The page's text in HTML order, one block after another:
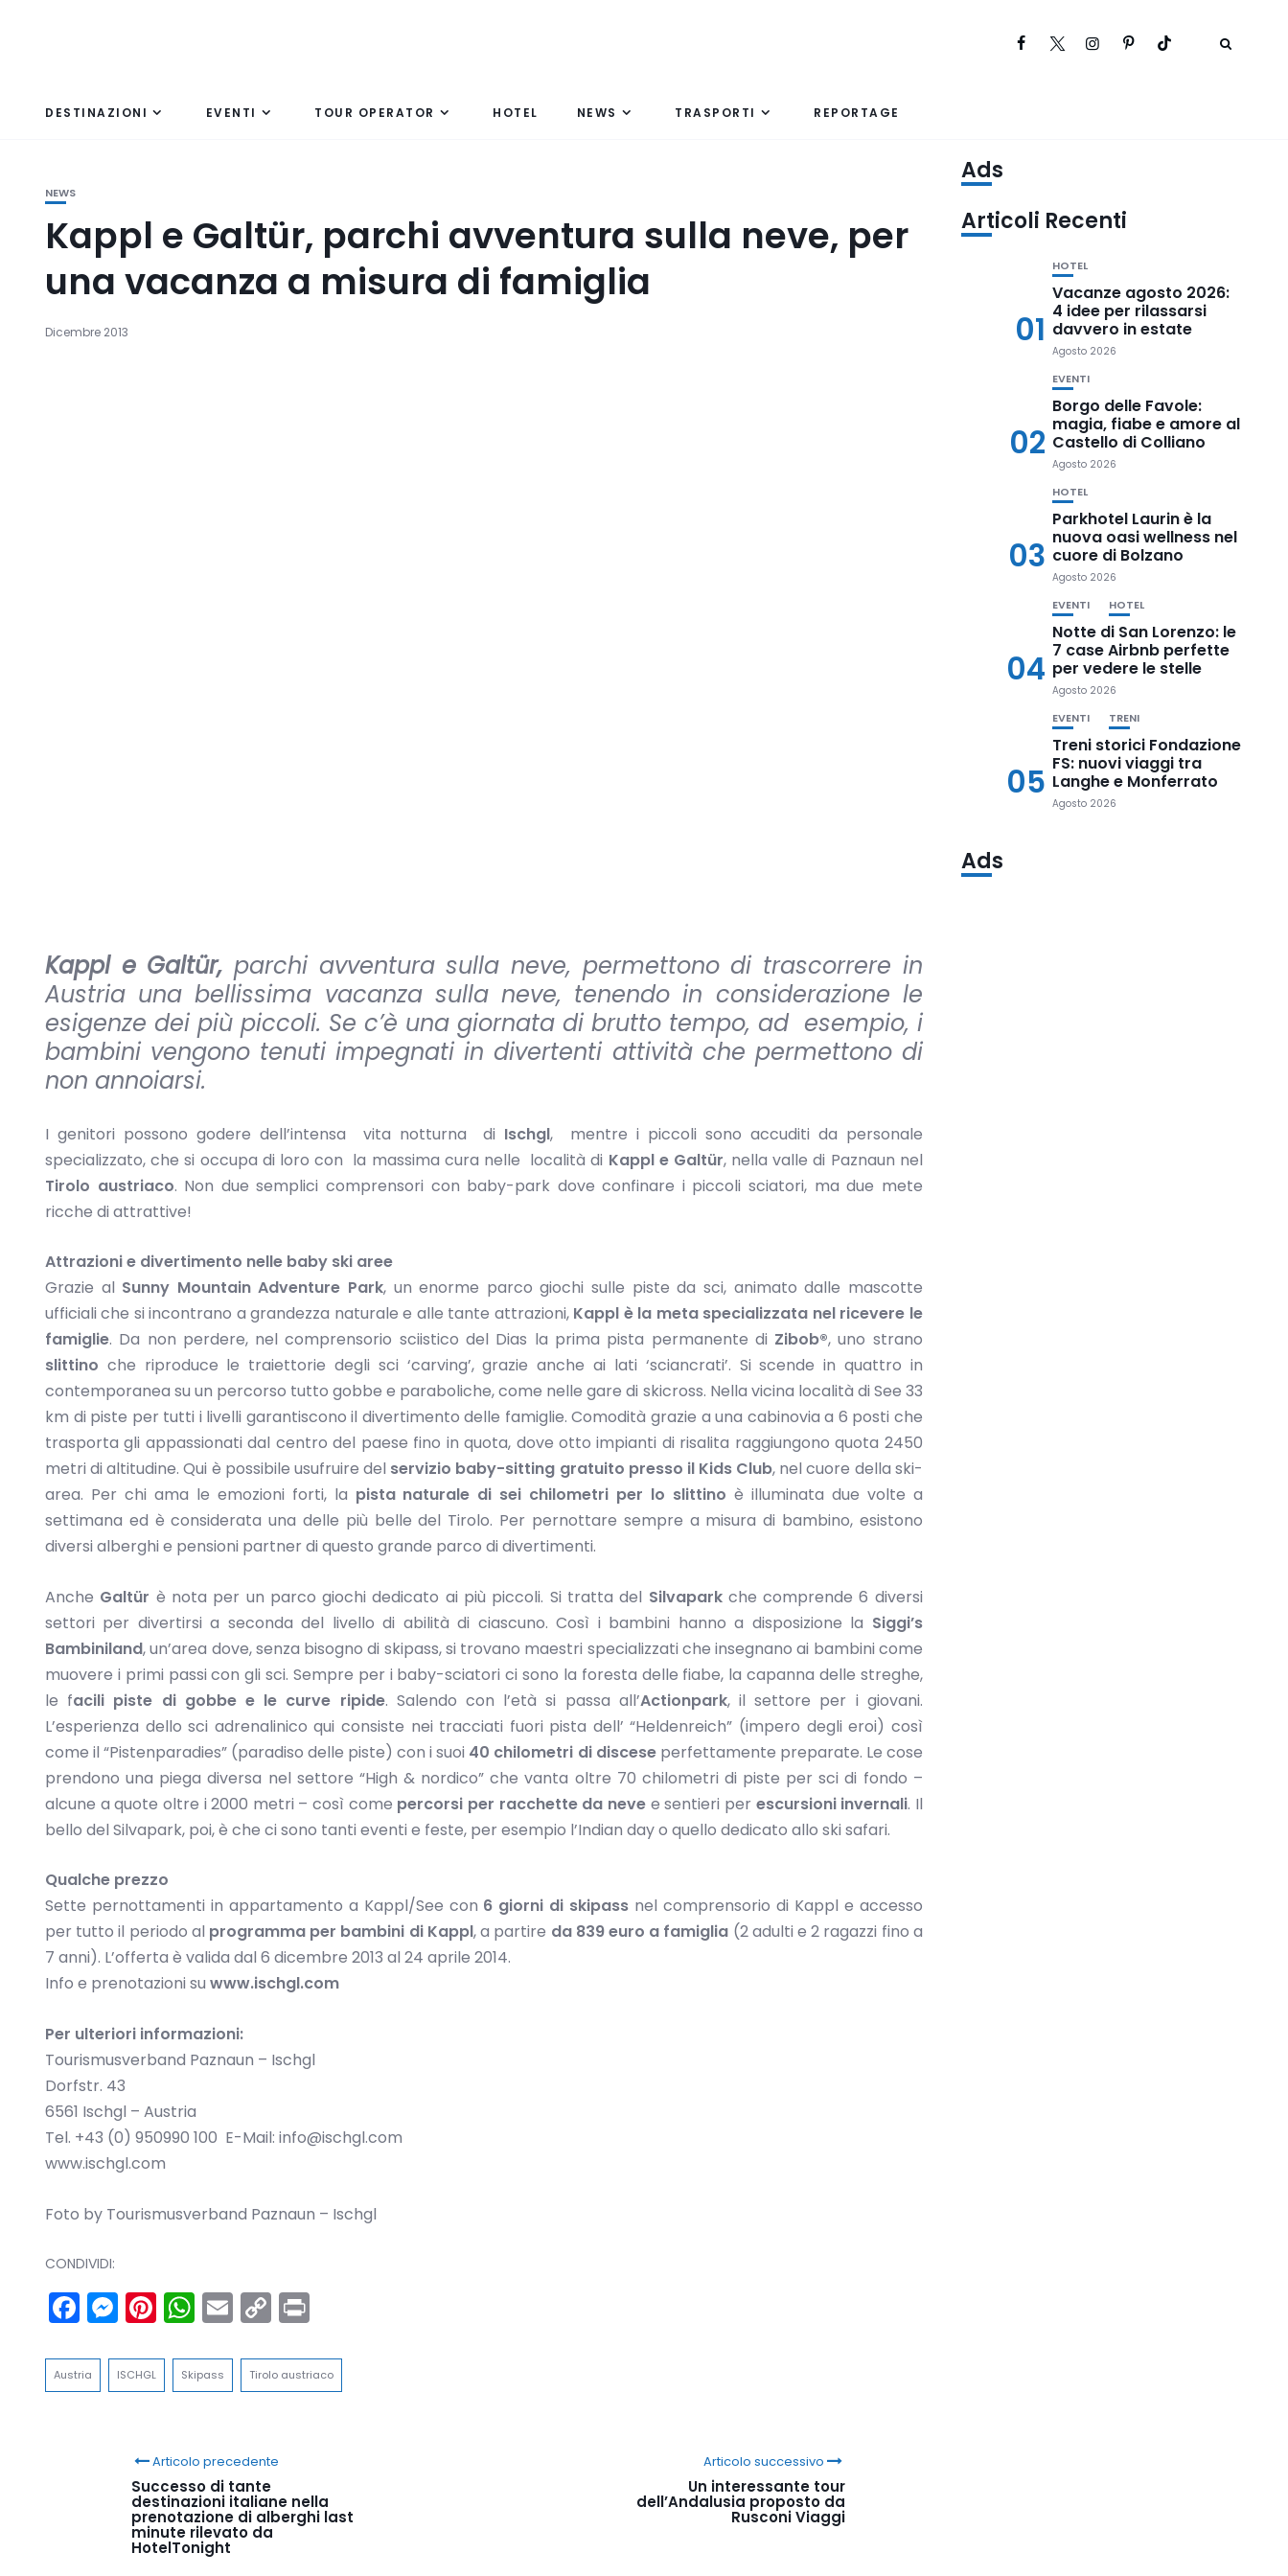
DESTINAZIONI EVENTI TOUR OPERATOR HOTEL NEWS TRASPORTI REPORTAGE
NEWS
Kappl e Galtür, parchi avventura sulla neve, per
una vacanza a misura di famiglia
Dicembre 2013
Kappl e Galtür,parchi avventura sulla neve, permettono di trascorrere in
Austria una bellissima vacanza sulla neve, tenendo in considerazione le
esigenze dei più piccoli. Se c’è una giornata di brutto tempo, ad esempio, i
bambini vengono tenuti impegnati in divertenti attività che permettono di
non annoiarsi.
I genitori possono godere dell’intensa vita notturna di Ischgl, mentre i piccoli sono accuditi da personale
specializzato, che si occupa di loro con la massima cura nelle località di Kappl e Galtür, nella valle di Paznaun nel
Tirolo austriaco. Non due semplici comprensori con baby-park dove confinare i piccoli sciatori, ma due mete
ricche di attrattive!
Attrazioni e divertimento nelle baby ski aree
Grazie al Sunny Mountain Adventure Park, un enorme parco giochi sulle piste da sci, animato dalle mascotte
ufficiali che si incontrano a grandezza naturale e alle tante attrazioni, Kappl è la meta specializzata nel ricevere le
famiglie. Da non perdere, nel comprensorio sciistico del Dias la prima pista permanente di Zibob®, uno strano
slittino che riproduce le traiettorie degli sci ‘carving’, grazie anche ai lati ‘sciancrati’. Si scende in quattro in
contemporanea su un percorso tutto gobbe e paraboliche, come nelle gare di skicross. Nella vicina località di See 33
km di piste per tutti i livelli garantiscono il divertimento delle famiglie. Comodità grazie a una cabinovia a 6 posti che
trasporta gli appassionati dal centro del paese fino in quota, dove otto impianti di risalita raggiungono quota 2450
metri di altitudine. Qui è possibile usufruire del servizio baby-sitting gratuito presso il Kids Club, nel cuore della ski-
area. Per chi ama le emozioni forti, la pista naturale di sei chilometri per lo slittino è illuminata due volte a
settimana ed è considerata una delle più belle del Tirolo. Per pernottare sempre a misura di bambino, esistono
diversi alberghi e pensioni partner di questo grande parco di divertimenti.
Anche Galtür è nota per un parco giochi dedicato ai più piccoli. Si tratta del Silvaparkche comprende 6 diversi
settori per divertirsi a seconda del livello di abilità di ciascuno. Così i bambini hanno a disposizione la Siggi’s
Bambiniland, un’area dove, senza bisogno di skipass, si trovano maestri specializzati che insegnano ai bambini come
muovere i primi passi con gli sci. Sempre per i baby-sciatori ci sono la foresta delle fiabe, la capanna delle streghe,
le facili piste di gobbe e le curve ripide. Salendo con l’età si passa all’Actionpark, il settore per i giovani.
L’esperienza dello sci adrenalinico qui consiste nei tracciati fuori pista dell’ “Heldenreich” (impero degli eroi) così
come il “Pistenparadies” (paradiso delle piste) con i suoi 40 chilometri di disceseperfettamente preparate. Le cose
prendono una piega diversa nel settore “High & nordico” che vanta oltre 70 chilometri di piste per sci di fondo –
alcune a quote oltre i 2000 metri – così come percorsi per racchette da nevee sentieri per escursioni invernali. Il
bello del Silvapark, poi, è che ci sono tanti eventi e feste, per esempio l’Indian day o quello dedicato allo ski safari.
Qualche prezzo
Sette pernottamenti in appartamento a Kappl/See con 6 giorni di skipass nel comprensorio di Kappl e accesso
per tutto il periodo al programma per bambini di Kappl, a partire da 839 euro a famiglia (2 adulti e 2 ragazzi fino a
7 anni). L’offerta è valida dal 6 dicembre 2013 al 24 aprile 2014.
Info e prenotazioni su www.ischgl.com
Per ulteriori informazioni:
Tourismusverband Paznaun – Ischgl
Dorfstr. 43
6561 Ischgl – Austria
Tel. +43 (0) 950990 100 E-Mail: info@ischgl.com
www.ischgl.com
Foto by Tourismusverband Paznaun – Ischgl
CONDIVIDI:
Facebook
Messenger
Pinterest
WhatsApp
Email
Copy
Austria ISCHGL Skipass Tirolo austriaco
Articolo precedente
Successo di tante
destinazioni italiane nella
prenotazione di alberghi last
minute rilevato da
HotelTonight
Articolo successivo
Un interessante tour
dell’Andalusia proposto da
Rusconi Viaggi
Ads
Articoli Recenti
01
HOTEL
Vacanze agosto 2026:
4 idee per rilassarsi
davvero in estate
Agosto 2026
02
EVENTI
Borgo delle Favole:
magia, fiabe e amore al
Castello di Colliano
Agosto 2026
03
HOTEL
Parkhotel Laurin è la
nuova oasi wellness nel
cuore di Bolzano
Agosto 2026
04
EVENTI HOTEL
Notte di San Lorenzo: le
7 case Airbnb perfette
per vedere le stelle
Agosto 2026
05
EVENTI TRENI
Treni storici Fondazione
FS: nuovi viaggi tra
Langhe e Monferrato
Agosto 2026
Ads